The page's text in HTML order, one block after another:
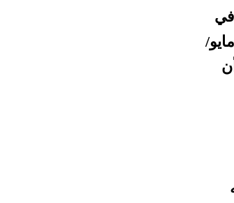
في
مدينة جدة السعودية، خلال الفترة من 25 أبريل/نيسان الجاري حتى 3 مايو/